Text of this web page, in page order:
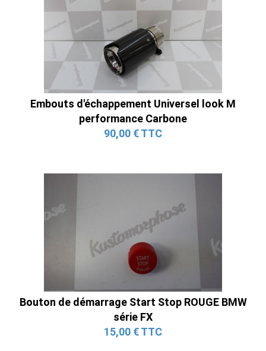
Embouts d'échappement Universel look M
performance Carbone
90,00 € TTC
Bouton de démarrage Start Stop ROUGE BMW
série FX
15,00 € TTC